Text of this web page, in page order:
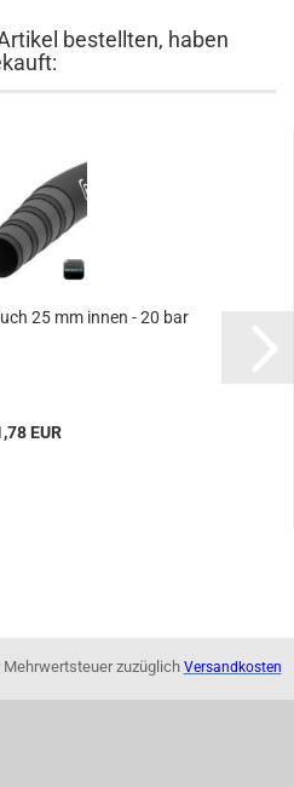
bestellten, haben
25 mm innen - 20 bar
EUR
zuzüglich Versandkosten